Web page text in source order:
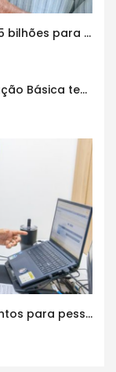
Famílias brasileiras perderam R$ 62,5 bilhões para bets em 2025
Índice de Desenvolvimento da Educação Básica tem elevação em todas as etapas
Meu SUS Digital amplia teleatendimentos para pessoas com problemas com jogos e apostas